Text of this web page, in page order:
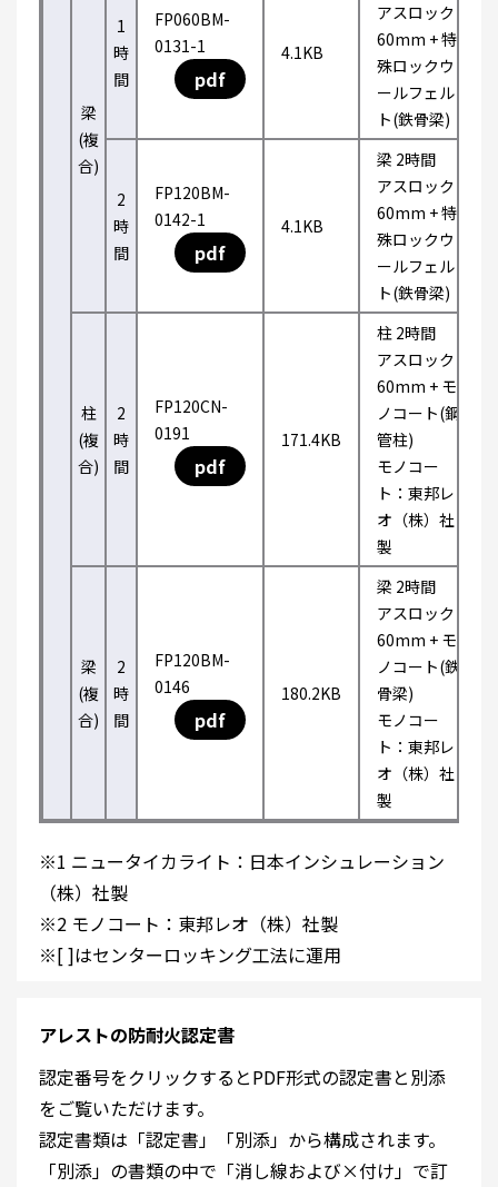
梁
(複
合)
1
時
間
FP060BM-
0131-1
pdf
4.1KB
アスロック
60mm + 特
殊ロックウ
ールフェル
ト(鉄骨梁)
2
時
間
FP120BM-
0142-1
pdf
4.1KB
梁 2時間
アスロック
60mm + 特
殊ロックウ
ールフェル
ト(鉄骨梁)
柱
(複
合)
2
時
間
FP120CN-
0191
pdf
171.4KB
柱 2時間
アスロック
60mm + モ
ノコート(鋼
管柱)
モノコー
ト：東邦レ
オ（株）社
製
梁
(複
合)
2
時
間
FP120BM-
0146
pdf
180.2KB
梁 2時間
アスロック
60mm + モ
ノコート(鉄
骨梁)
モノコー
ト：東邦レ
オ（株）社
製
※1 ニュータイカライト：日本インシュレーション
（株）社製
※2 モノコート：東邦レオ（株）社製
※[ ]はセンターロッキング工法に運用
アレストの防耐火認定書
認定番号をクリックするとPDF形式の認定書と別添
をご覧いただけます。
認定書類は「認定書」「別添」から構成されます。
「別添」の書類の中で「消し線および×付け」で訂